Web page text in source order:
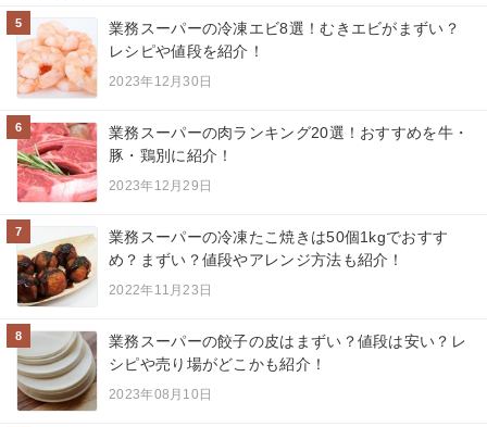
5
業務スーパーの冷凍エビ8選！むきエビがまずい？
レシピや値段を紹介！
2023年12月30日
6
業務スーパーの肉ランキング20選！おすすめを牛・
豚・鶏別に紹介！
2023年12月29日
7
業務スーパーの冷凍たこ焼きは50個1kgでおすす
め？まずい？値段やアレンジ方法も紹介！
2022年11月23日
8
業務スーパーの餃子の皮はまずい？値段は安い？レ
シピや売り場がどこかも紹介！
2023年08月10日